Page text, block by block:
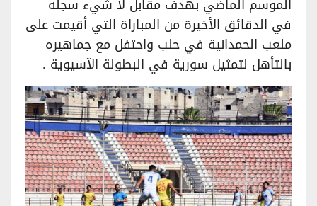
الموسم الماضي بهدف مقابل لا شيء سجله
في الدقائق الأخيرة من المباراة التي أقيمت على
ملعب الحمدانية في حلب واحتفل مع جماهيره
بالتأهل لتمثيل سورية في البطولة الآسيوية .